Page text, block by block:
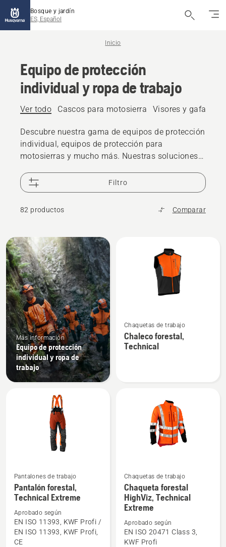
Bosque y jardín
ES, Español
Inicio
Equipo de protección
individual y ropa de trabajo
Ver todo Cascos para motosierra Visores y gafas de
Descubre nuestra gama de equipos de protección
individual, equipos de protección para
motosierras y mucho más. Nuestras soluciones
preparado para cualquier reto.
Filtro
82 productos Comparar
Todos
los
productos
Más información
Equipo de protección
individual y ropa de
trabajo
más
detalles
sobre
Chaquetas de trabajo
Chaleco forestal,
Technical
Ver
más
detalles
sobre
Pantalón
forestal,
Pantalones de trabajo
Pantalón forestal,
Technical Extreme
Aprobado según
EN ISO 11393, KWF Profi /
EN ISO 11393, KWF Profi,
CE
Ver
más
detalles
Chaqueta
forestal
Chaquetas de trabajo
Chaqueta forestal
HighViz, Technical
Extreme
Aprobado según
EN ISO 20471 Class 3,
KWF Profi